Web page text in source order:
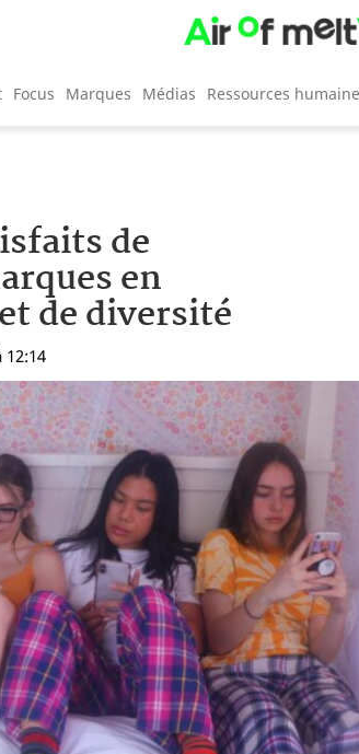
Focus Marques Médias Ressources
de
en
de diversité
12:14